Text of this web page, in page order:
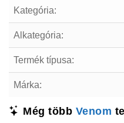
Kategória:
Alkategória:
Termék típusa:
Márka:
Még több Venom